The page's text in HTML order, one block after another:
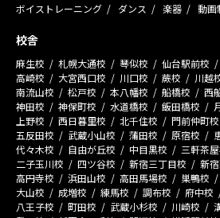
ボイストレーニング ダンス 楽器 動画
校舎
麻生校 札幌大通校 琴似校 仙台駅前校
高崎校
大宮西口校 川口校 蕨校 川越
南流山校
松戸校 本八幡校 船橋校 西
神田校
神保町校 水道橋校 飯田橋校
上野校
西日暮里校 北千住校 門前仲町校
五反田校
武蔵小山校 蒲田校 原宿校
代々木校
自由が丘校 中目黒校 三軒茶
二子玉川校
四ツ谷校 新宿三丁目校 新
高円寺校
浜田山校 高田馬場校 巣鴨校
大山校
成増校 練馬校 調布校 府中校
八王子校
町田校 武蔵小杉校 川崎校